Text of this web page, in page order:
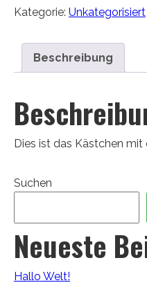
Kategorie: Unkategorisiert
Beschreibung
Dies ist das Kästchen mit
Suchen
Neueste
Hallo Welt!